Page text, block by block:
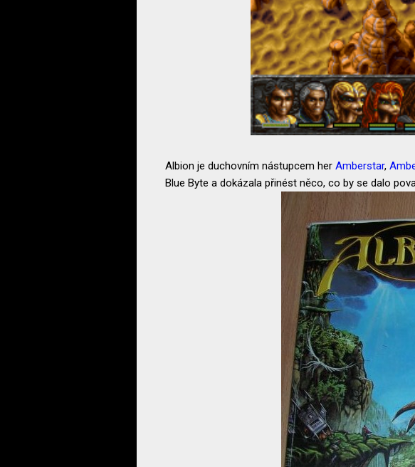
Albion je duchovním nástupcem her Amberstar,
Blue Byte a dokázala přinést něco, co by se dalo